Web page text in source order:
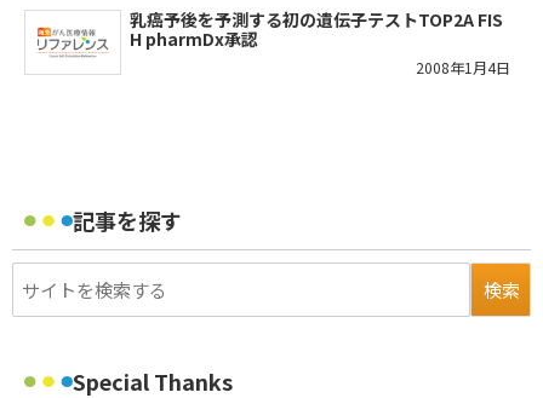
乳癌予後を予測する初の遺伝子テストTOP2A FIS
H pharmDx承認
2008年1月4日
記事を探す
Special Thanks